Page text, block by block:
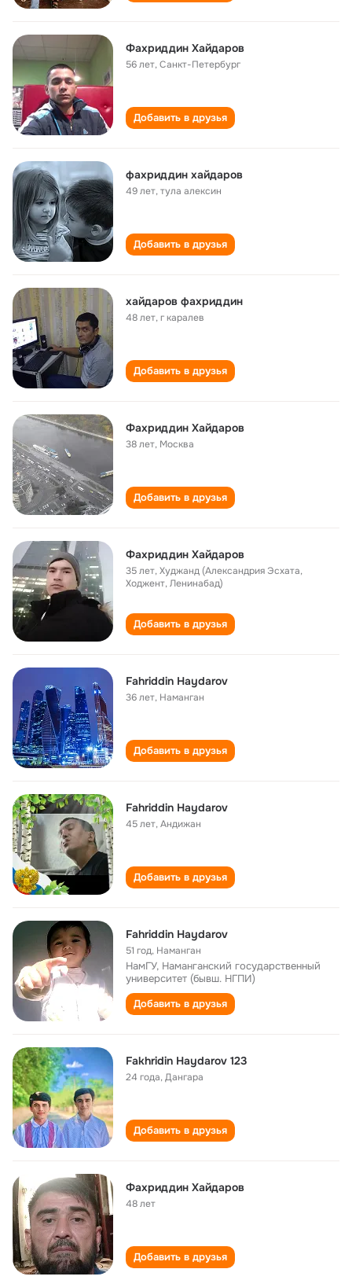
Фахриддин Хайдаров
56 лет,Санкт-Петербург
Добавить в друзья
фахриддин хайдаров
49 лет,тула алексин
Добавить в друзья
хайдаров фахриддин
48 лет,г каралев
Добавить в друзья
Фахриддин Хайдаров
38 лет, Москва
Добавить в друзья
Фахриддин Хайдаров
35 лет,Худжанд (Александрия Эсхата,
Ходжент, Ленинабад)
Добавить в друзья
Fahriddin Haydarov
36 лет, Наманган
Добавить в друзья
Fahriddin Haydarov
45 лет,Андижан
Добавить в друзья
Fahriddin Haydarov
51 год, Наманган
НамГУ, Наманганский государственный
университет (бывш. НГПИ)
Добавить в друзья
Fakhridin Haydarov 123
24 года,Дангара
Добавить в друзья
Фахриддин Хайдаров
48 лет
Добавить в друзья